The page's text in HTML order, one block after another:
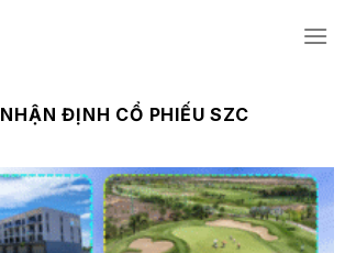
NHẬN ĐỊNH CỔ PHIẾU SZC